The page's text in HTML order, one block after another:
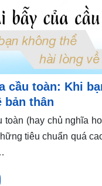
cầu toàn: Khi
bản thân
toàn (hay chủ nghĩa
tiêu chuẩn quá